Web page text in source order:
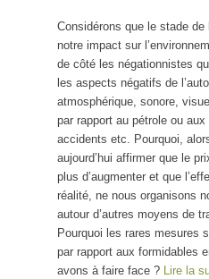
Considérons que le stade
notre impact sur
de côté les négationnistes
les aspects négatifs de
atmosphérique, sonore,
par rapport au pétrole ou
accidents etc. Pourquoi,
aujourd’hui affirmer que le
plus d’augmenter et que
réalité, ne nous organisons
autour d’autres moyens de
Pourquoi les rares mesures
par rapport aux formidables
avons à faire face ? Lire la